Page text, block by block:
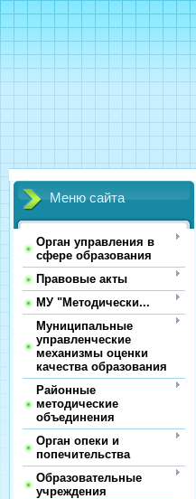
Меню сайта
Орган управления в
сфере образования
Правовые акты
МУ "Методически...
Муниципальные
управленческие
механизмы оценки
качества образования
Районные
методические
объединения
Орган опеки и
попечительства
Образовательные
учреждения